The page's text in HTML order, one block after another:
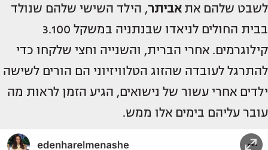
לשבט שלהם אתאביתר, הילד השישי שלהם שנולד
בבית החולים לניאדו שבנתניה במשקל 3.100
קילוגרמים. אחרי הברית, והשנייה וחצי שלקחו כדי
להתרגל לעובדה שהזוג הטלוויזיוני הם הורים לשישה
ילדים אחרי עשור של נישואים, הגיע הזמן לראות מה
עובר עליהם בימים אלו ממש.